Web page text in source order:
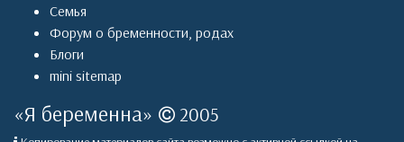
Семья
Форум о бременности, родах
Блоги
mini sitemap
«Я беременна» 2005